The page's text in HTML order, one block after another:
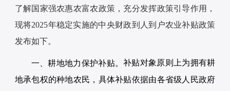
了解国家强农惠农富农政策，充分发挥政策引导作用，
现将2025年稳定实施的中央财政到人到户农业补贴政策
发布如下。
一、耕地地力保护补贴。补贴对象原则上为拥有耕
地承包权的种地农民，具体补贴依据由各省级人民政府